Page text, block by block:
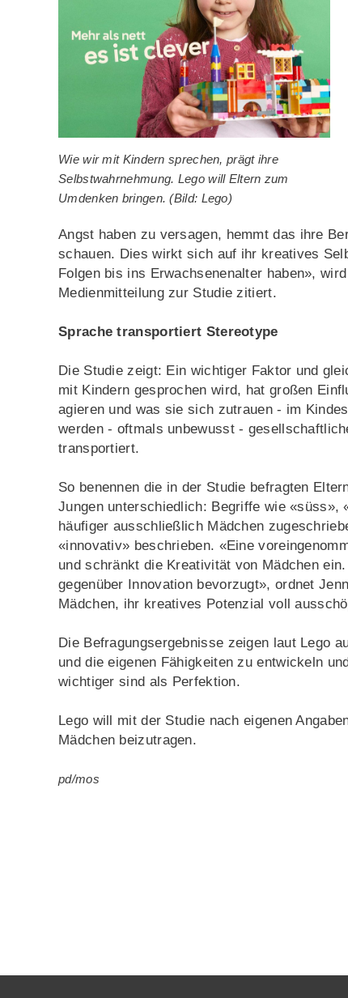
Wie wir mit Kindern sprechen, prägt ihre
Selbstwahrnehmung. Lego will Eltern zum
Umdenken bringen. (Bild: Lego)
Angst haben zu versagen, hemmt das ihre
schauen. Dies wirkt sich auf ihr kreatives
Folgen bis ins Erwachsenenalter haben»,
Medienmitteilung zur Studie zitiert.
Sprache transportiert Stereotype
Die Studie zeigt: Ein wichtiger Faktor und
mit Kindern gesprochen wird, hat großen
agieren und was sie sich zutrauen - im
werden - oftmals unbewusst -
transportiert.
So benennen die in der Studie befragten
Jungen unterschiedlich: Begriffe wie «süss»,
häufiger ausschließlich Mädchen
«innovativ» beschrieben. «Eine
und schränkt die Kreativität von Mädchen
gegenüber Innovation bevorzugt», ordnet
Mädchen, ihr kreatives Potenzial voll
Die Befragungsergebnisse zeigen laut Lego
und die eigenen Fähigkeiten zu entwickeln
wichtiger sind als Perfektion.
Lego will mit der Studie nach eigenen
Mädchen beizutragen.
pd/mos